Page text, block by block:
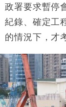
18:15
本地｜
定高消
17:40
財經｜
最強
16:33
財經｜
50%
政署要求暫停
紀錄、確定工
的情況下，才